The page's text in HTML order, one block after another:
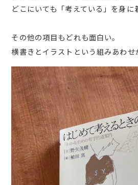
どこにいても「考えている」を身に
その他の項目もどれも面白い。
横書きとイラストという組みあわせ